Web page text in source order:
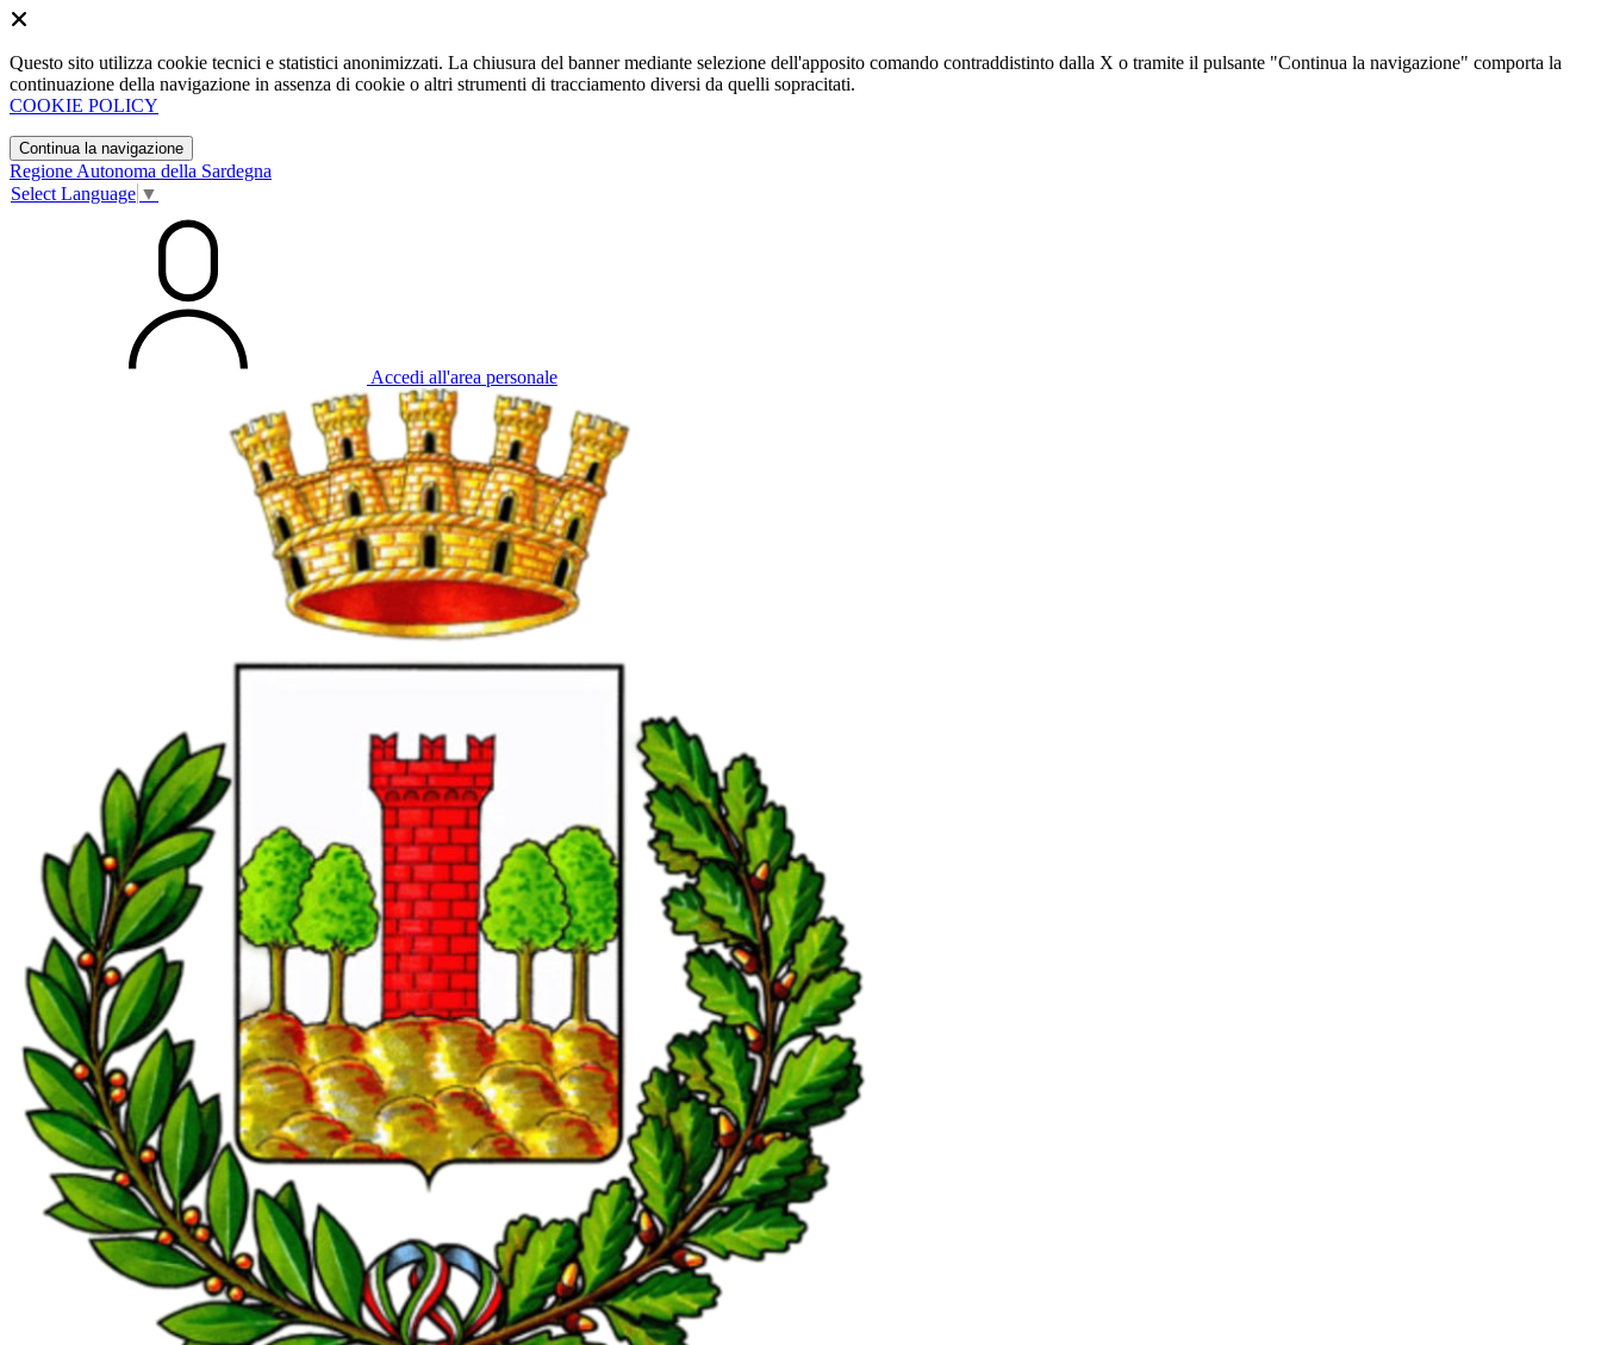
Questo sito utilizza cookie tecnici e statistici anonimizzati. La chiusura del banner mediante selezione dell'apposito comando contraddistinto dalla X o tramite il pulsante "Continua la navigazione" comporta la
continuazione della navigazione in assenza di cookie o altri strumenti di tracciamento diversi da quelli sopracitati.
COOKIE POLICY
Continua la navigazione
Regione Autonoma della Sardegna
Select Language ▼
Accedi all'area personale